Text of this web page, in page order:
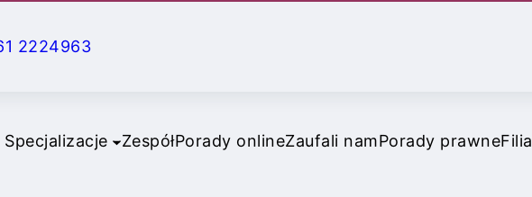
2224963
Specjalizacje ZespółPorady onlineZaufali namPorady prawneFilia